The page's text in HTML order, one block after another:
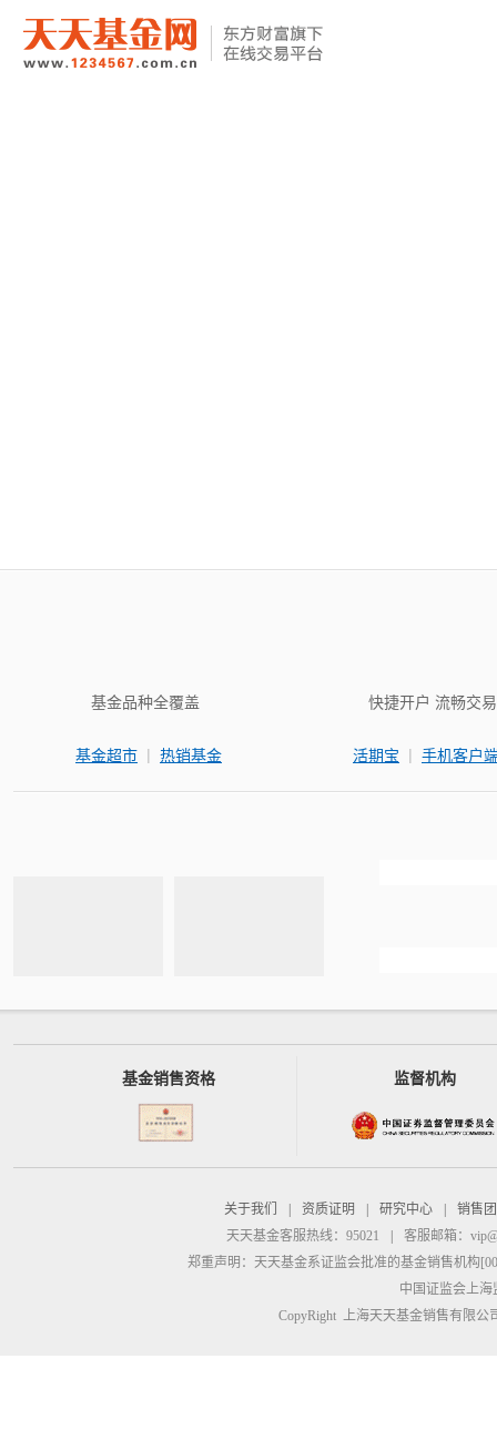
基金品种全覆盖
基金超市 | 热销基金
快捷开户 流畅交易
活期宝 | 手机客户
基金销售资格 监督机构
关于我们 资质证明 研究中心
销售
天天基金客服热线：95021
客服邮箱：
郑重声明： 天天基金系证监会批准的基金销售机构
中国证监会上
CopyRight 上海天天基金销售有限